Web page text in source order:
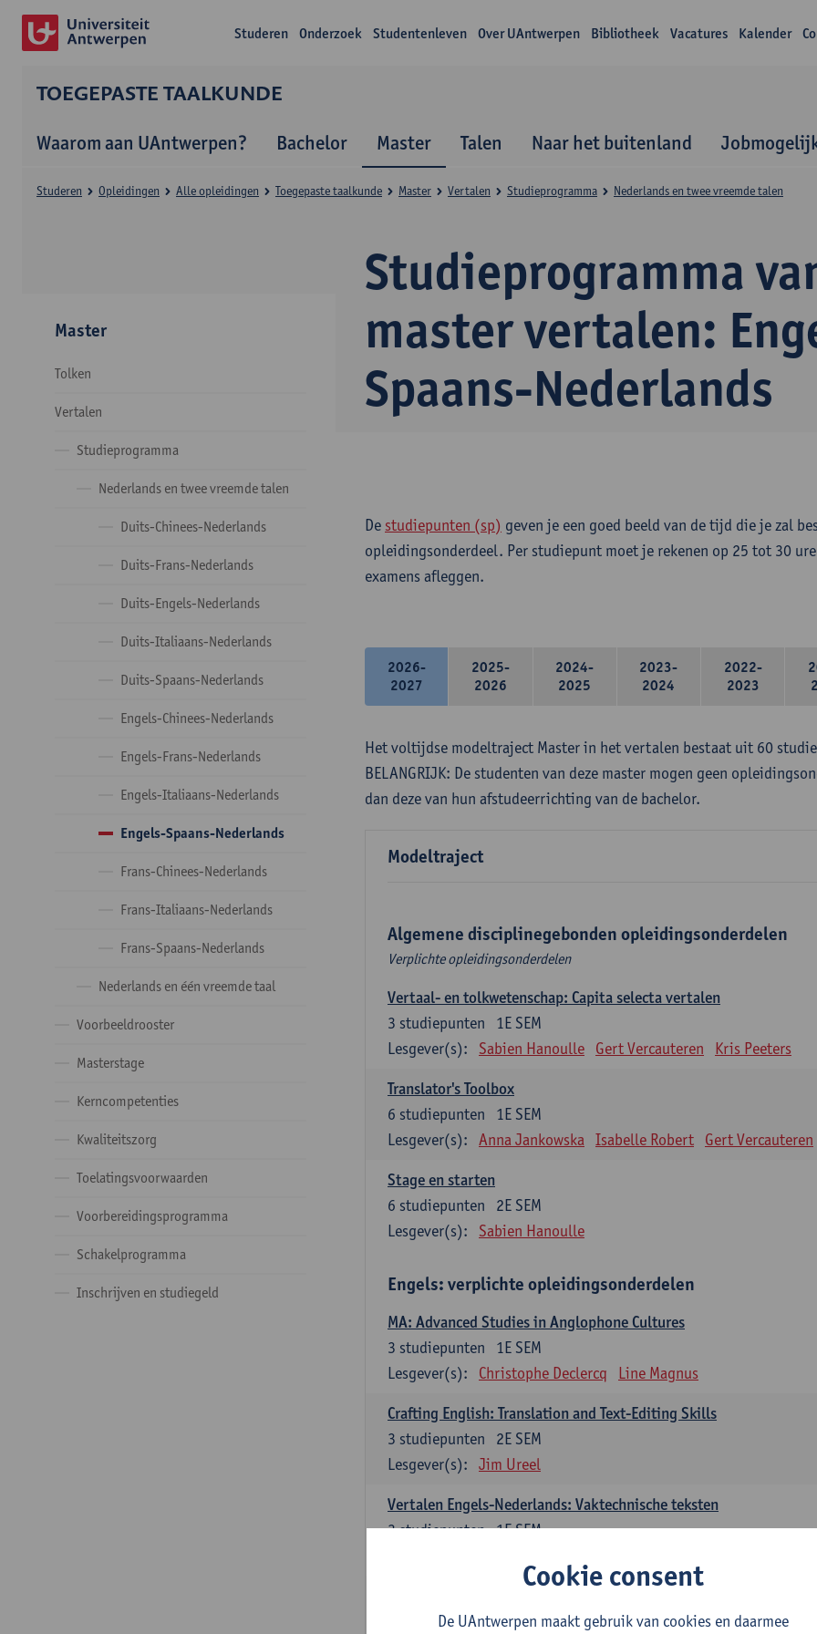
Studeren Onderzoek Studentenleven Over UAntwerpen Bibliotheek Vacatures Kalender
TOEGEPASTE TAALKUNDE
Waarom aan UAntwerpen? Bachelor Master Talen Naar het buitenland
Studieprogramma
master vertalen:
Spaans-Nederlands
Studeren Opleidingen Alle opleidingen Toegepaste taalkunde Master Vertalen Studieprogramma Nederlands en twee vreemde talen
Master
Tolken
Vertalen
Studieprogramma
Nederlands en twee vreemde talen
Duits-Chinees-Nederlands
Duits-Frans-Nederlands
Duits-Engels-Nederlands
Duits-Italiaans-Nederlands
Duits-Spaans-Nederlands
Engels-Chinees-Nederlands
Engels-Frans-Nederlands
Engels-Italiaans-Nederlands
Engels-Spaans-Nederlands
Frans-Chinees-Nederlands
Frans-Italiaans-Nederlands
Frans-Spaans-Nederlands
Nederlands en één vreemde taal
Voorbeeldrooster
Masterstage
Kerncompetenties
Kwaliteitszorg
Toelatingsvoorwaarden
Voorbereidingsprogramma
Schakelprogramma
Inschrijven en studiegeld
De studiepunten (sp) geven je een goed beeld van de tijd die je zal
opleidingsonderdeel. Per studiepunt moet je rekenen op 25 tot 30
examens afleggen.
2026-
2027
2025-
2026
2024-
2025
2023-
2024
2022-
2023
Het voltijdse modeltraject Master in het vertalen bestaat uit 60
BELANGRIJK: De studenten van deze master mogen geen
dan deze van hun afstudeerrichting van de bachelor.
Modeltraject
Algemene disciplinegebonden opleidingsonderdelen
Verplichte opleidingsonderdelen
Vertaal- en tolkwetenschap: Capita selecta vertalen
1E SEM
3 studiepunten
Lesgever(s):
Sabien Hanoulle Gert Vercauteren Kris Peeters
Translator's Toolbox
1E SEM
6 studiepunten
Lesgever(s):
Anna Jankowska Isabelle Robert Gert Vercauteren
Stage en starten
2E SEM
6 studiepunten
Lesgever(s):
Sabien Hanoulle
Engels: verplichte opleidingsonderdelen
MA: Advanced Studies in Anglophone Cultures
1E SEM
3 studiepunten
Lesgever(s):
Christophe Declercq Line Magnus
Crafting English: Translation and Text-Editing Skills
2E SEM
3 studiepunten
Lesgever(s):
Jim Ureel
Vertalen Engels-Nederlands: Vaktechnische teksten
1E SEM
3studiepunten
2E SEM
studiepunten
Cookie consent
De UAntwerpen maakt gebruik van cookies en daarmee